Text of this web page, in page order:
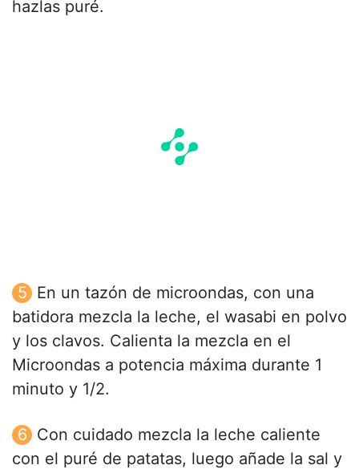
hazlas puré.
En un tazón de microondas, con una
batidora mezcla la leche, el wasabi en polvo
y los clavos. Calienta la mezcla en el
Microondas a potencia máxima durante 1
minuto y 1/2.
Con cuidado mezcla la leche caliente
con el puré de patatas, luego añade la sal y